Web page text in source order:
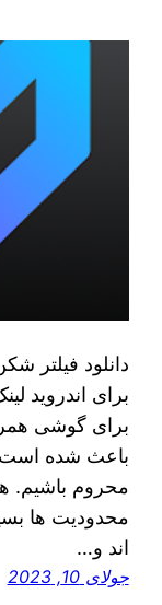
برای اندروید
برای گوشی
باعث شده است
محروم باشیم.
محدودیت‌ ها
اند و…
جولای 10, 2023